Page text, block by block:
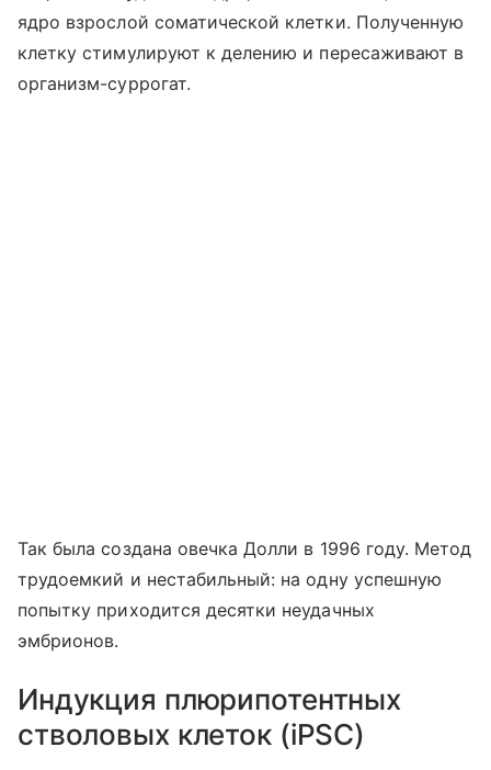
ядро взрослой соматической клетки. Полученную
клетку стимулируют к делению и пересаживают в
организм-суррогат.
Так была создана овечка Долли в 1996 году. Метод
трудоемкий и нестабильный: на одну успешную
попытку приходится десятки неудачных
эмбрионов.
Индукция плюрипотентных
стволовых клеток (iPSC)